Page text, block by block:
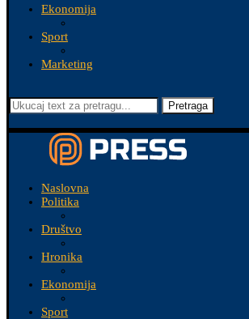
Ekonomija
Sport
Marketing
Pretraga
Naslovna
Politika
Društvo
Hronika
Ekonomija
Sport